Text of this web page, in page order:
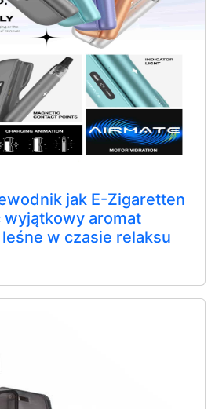
jak E-Zigaretten
wyjątkowy aromat
w czasie relaksu